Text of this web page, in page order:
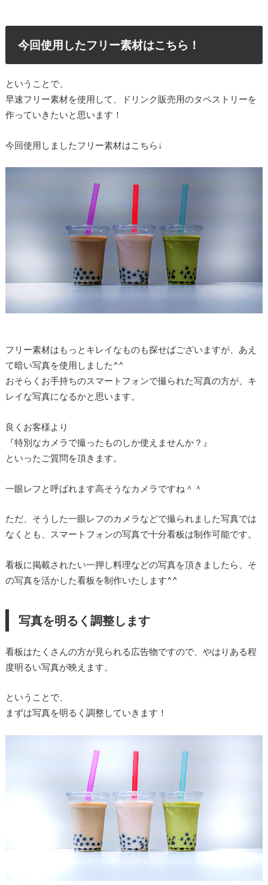
今回使用したフリー素材はこちら！
ということで、
早速フリー素材を使用して、ドリンク販売用のタペストリーを
作っていきたいと思います！
今回使用しましたフリー素材はこちら↓
フリー素材はもっとキレイなものも探せばございますが、あえ
て暗い写真を使用しました^^
おそらくお手持ちのスマートフォンで撮られた写真の方が、キ
レイな写真になるかと思います。
良くお客様より
『特別なカメラで撮ったものしか使えませんか？』
といったご質問を頂きます。
一眼レフと呼ばれます高そうなカメラですね＾＾
ただ、そうした一眼レフのカメラなどで撮られました写真では
なくとも、スマートフォンの写真で十分看板は制作可能です。
看板に掲載されたい一押し料理などの写真を頂きましたら、そ
の写真を活かした看板を制作いたします^^
写真を明るく調整します
看板はたくさんの方が見られる広告物ですので、やはりある程
度明るい写真が映えます。
ということで、
まずは写真を明るく調整していきます！